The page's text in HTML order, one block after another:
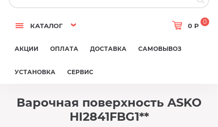
КАТАЛОГ 0 Р
0
АКЦИИ ОПЛАТА ДОСТАВКА САМОВЫВОЗ
УСТАНОВКА СЕРВИС
Варочная поверхность ASKO
HI2841FBG1**